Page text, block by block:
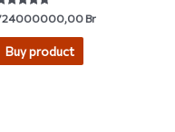
of 5
Br
Buy product